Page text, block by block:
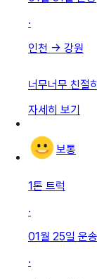
·
인천 → 강원
너무너무 친절
자세히 보기
보통
1톤 트럭
·
01월 25일 운송
·